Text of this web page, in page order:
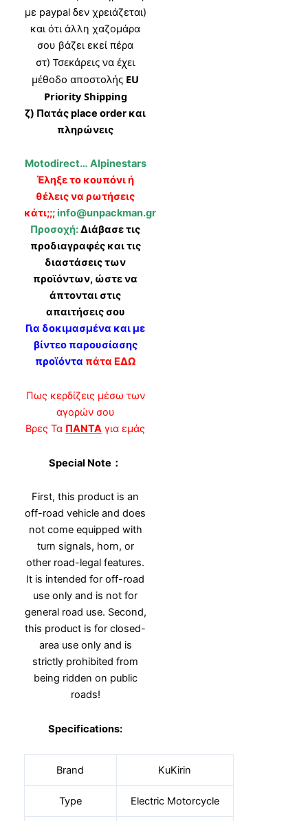
με paypal δεν χρειάζεται)
και ότι άλλη χαζομάρα
σου βάζει εκεί πέρα
στ) Τσεκάρεις να έχει
μέθοδο αποστολής EU
Priority Shipping
ζ) Πατάς place order και
πληρώνεις
Motodirect… Alpinestars
Έληξε το κουπόνι ή
θέλεις να ρωτήσεις
κάτι;;;info@unpackman.gr
Προσοχή:Διάβασε τις
προδιαγραφές και τις
διαστάσεις των
προϊόντων, ώστε να
άπτονται στις
απαιτήσεις σου
Για δοκιμασμένα και με
βίντεο παρουσίασης
προϊόντα πάτα ΕΔΩ
Πως κερδίζεις μέσω των
αγορών σου
Βρες Τα ΠΑΝΤΑ για εμάς
Special Note：
First, this product is an
off-road vehicle and does
not come equipped with
turn signals, horn, or
other road-legal features.
It is intended for off-road
use only and is not for
general road use. Second,
this product is for closed-
area use only and is
strictly prohibited from
being ridden on public
roads!
Specifications:
Brand KuKirin
Type Electric Motorcycle